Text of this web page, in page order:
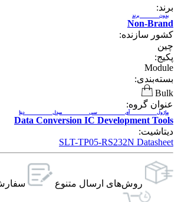
برند:
Non-Brand
بدون برند
کشور سازنده:
چین
پکیج:
Module
بسته‌بندی:
Bulk
عنوان گروه:
Data Conversion IC Development Tools
ماژول آی سی مبدل دیتا
دیتاشیت:
SLT-TP05-RS232N Datasheet
روش‌های ارسال‌ متنوع